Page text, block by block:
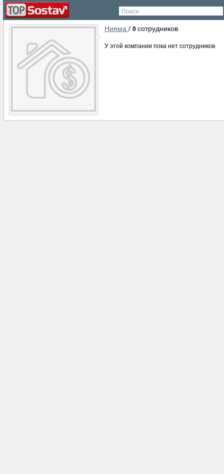
Поиск
Нияма / 0 сотрудников
У этой компании пока нет сотрудников